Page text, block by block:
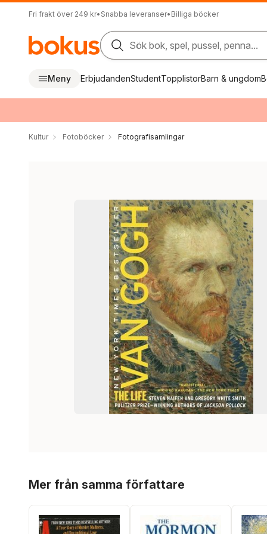
Fri frakt över 249 kr• Snabba leveranser• Billiga böcker
Sök bok, spel, pussel, penna...
Meny ErbjudandenStudentTopplistorBarn & ungdom
Kultur Fotoböcker Fotografisamlingar
Mer från samma författare